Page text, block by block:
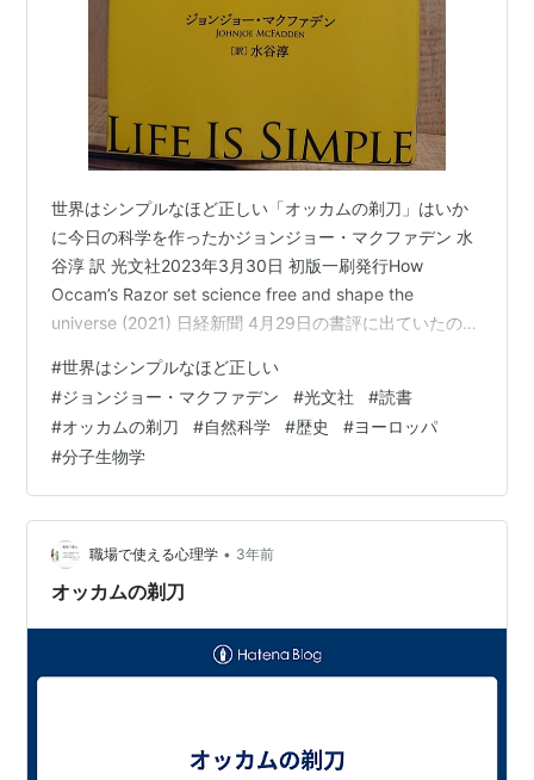
世界はシンプルなほど正しい「オッカムの剃刀」はいか
に今日の科学を作ったかジョンジョー・マクファデン 水
谷淳 訳 光文社2023年3月30日 初版一刷発行How
Occam’s Razor set science free and shape the
universe (2021) 日経新聞 4月29日の書評に出ていたの
カムの剃刀がいかに人間の知性を宗教の軛（くびき）か
ら解放し、その後の多くの科学的発見の原動力となった
かを語る科学読み物である。”とある。 「オッカムの剃
刀」は、なにかを説明する際には必要以上に多くを仮定
すべきでないとする指針。…
#世界はシンプルなほど正しい
#ジョンジョー・マクファデン #光文社 #読書
#オッカムの剃刀 #自然科学 #歴史 #ヨーロッパ
#分子生物学
職場で使える心理学 • 3年前
オッカムの剃刀